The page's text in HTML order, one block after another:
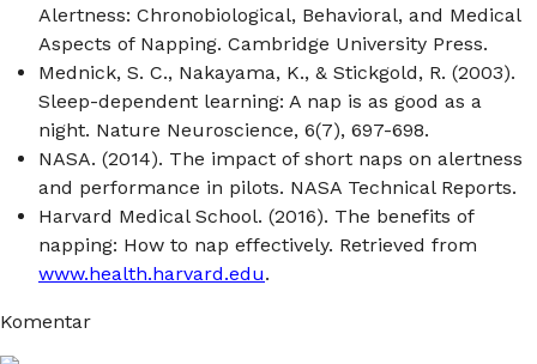
Alertness: Chronobiological, Behavioral, and Medical
Aspects of Napping. Cambridge University Press.
Mednick, S. C., Nakayama, K., & Stickgold, R. (2003).
Sleep-dependent learning: A nap is as good as a
night. Nature Neuroscience, 6(7), 697-698.
NASA. (2014). The impact of short naps on alertness
and performance in pilots. NASA Technical Reports.
Harvard Medical School. (2016). The benefits of
napping: How to nap effectively. Retrieved from
www.health.harvard.edu.
Komentar